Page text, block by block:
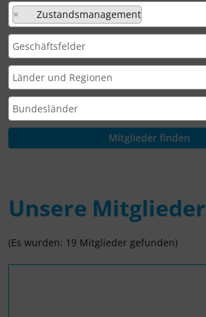
× Zustandsmanagement
Unsere Mitglieder
(Es wurden: 19 Mitglieder gefunden)